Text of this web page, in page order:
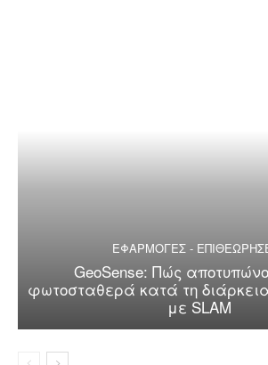
ΕΦΑΡΜΟΓΕΣ -
GeoSense: Πώς
φωτοσταθερά κατά τη
με SLAM